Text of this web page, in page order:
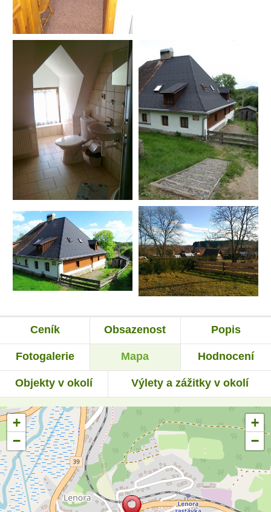
Ceník Obsazenost Popis
Fotogalerie Mapa Hodnocení
Objekty v okolí Výlety a zážitky v okolí
+
−
+
−